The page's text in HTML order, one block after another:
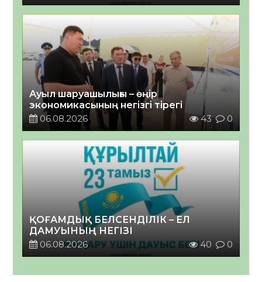
Ауыл шаруашылығы – өңір
экономикасының негізгі тірегі
06.08.2026
43 0
ҚОҒАМДЫҚ БЕЛСЕНДІЛІК – ЕЛ
ДАМУЫНЫҢ НЕГІЗІ
06.08.2026
40 0